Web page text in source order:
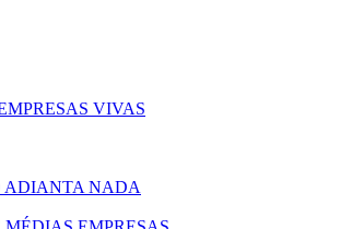
VIVAS
ADIANTA NADA